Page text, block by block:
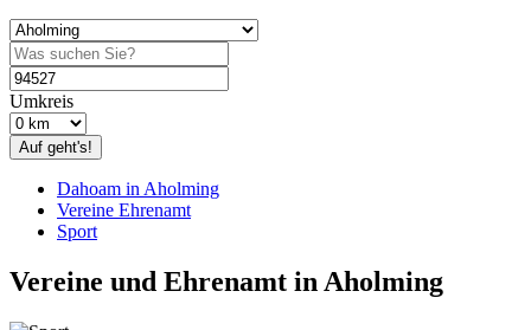
Umkreis
Auf geht's!
Dahoam in Aholming
Vereine Ehrenamt
Sport
Vereine und Ehrenamt in Aholming